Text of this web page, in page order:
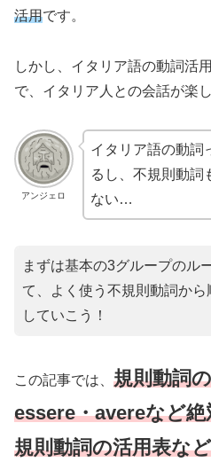
活用です。
しかし、イタリア語の動詞活
で、イタリア人との会話が楽し
アンジェロ
イタリア語の動詞
るし、不規則動詞
ない…
まずは基本の3グループのル
て、よく使う不規則動詞から
していこう！
この記事では、 規則動詞
essere・avereなど
規則動詞の活用表な